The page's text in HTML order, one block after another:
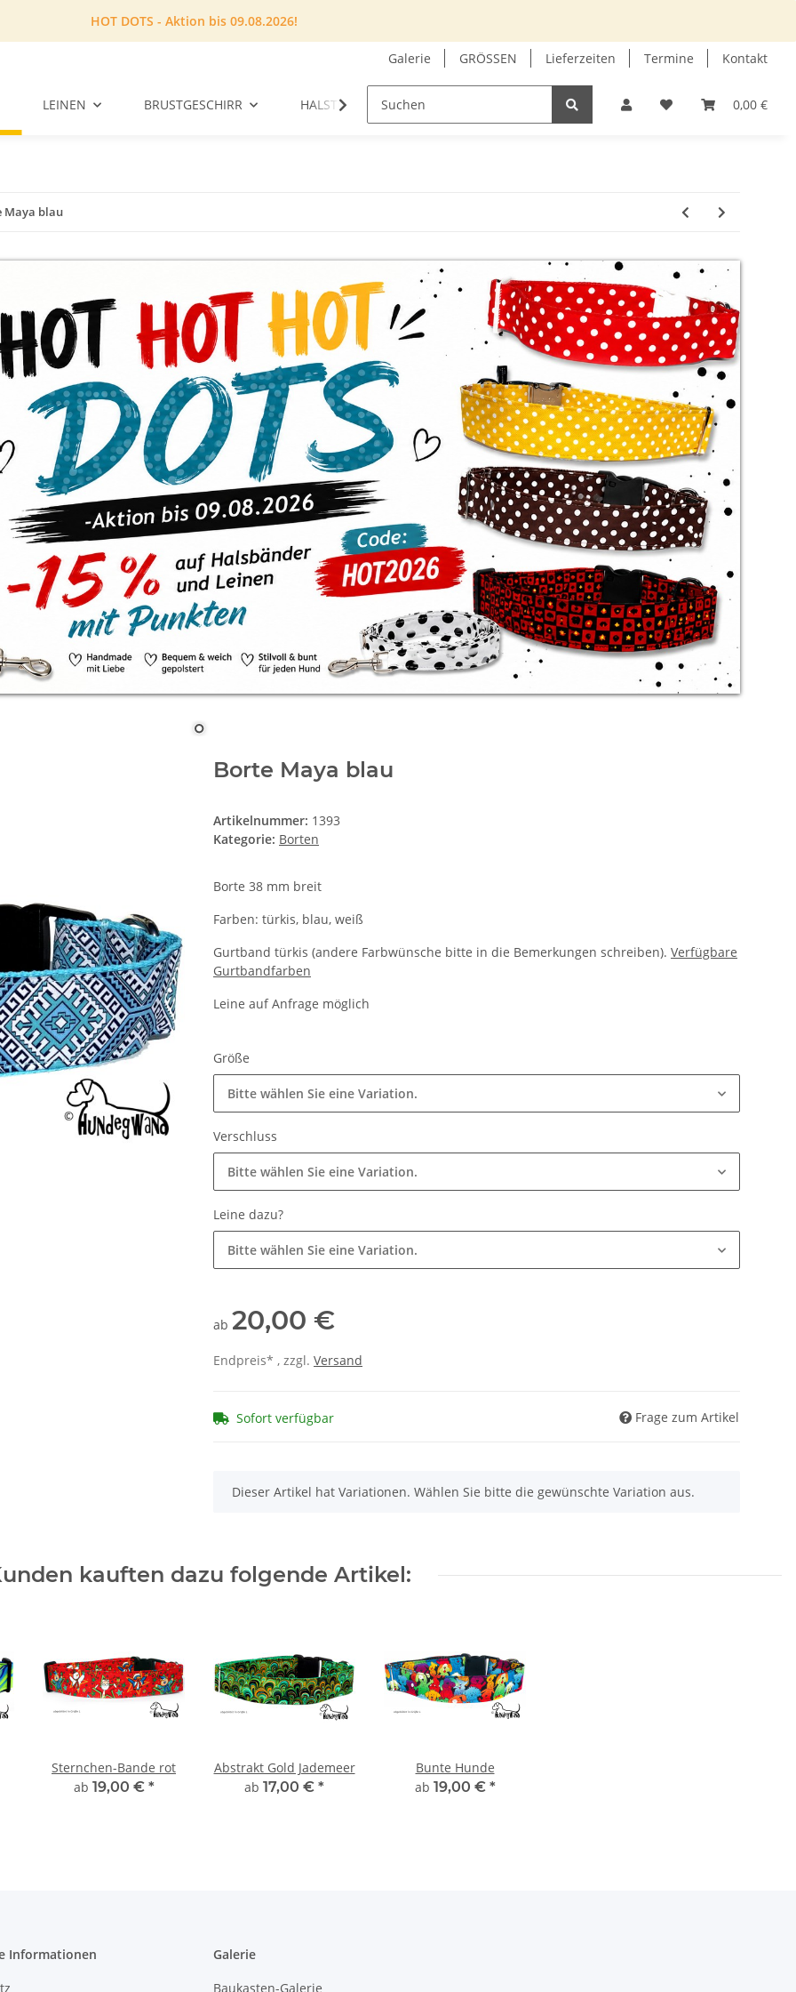
HOT DOTS - Aktion bis 09.08.2026!
Galerie GRÖSSEN Lieferzeiten Termine Kontakt
0,00 €
LEINEN BRUSTGESCHIRR HALSTUCH GUTSCHEIN INFOECKE
Maya blau
Borte Maya blau
Artikelnummer: 1393
Kategorie: Borten
Borte 38 mm breit
Farben: türkis, blau, weiß
Gurtband türkis (andere Farbwünsche bitte in die Bemerkungen schreiben). Verfügbare
Gurtbandfarben
Leine auf Anfrage möglich
Größe
Bitte wählen Sie eine Variation.
Verschluss
Bitte wählen Sie eine Variation.
Leine dazu?
Bitte wählen Sie eine Variation.
ab 20,00 €
Endpreis* , zzgl. Versand
Sofort verfügbar Frage zum Artikel
x
Dieser Artikel hat Variationen. Wählen Sie bitte die gewünschte Variation aus.
kauften dazu folgende Artikel:
Sternchen-Bande rot
ab 19,00 € *
Abstrakt Gold Jademeer
ab 17,00 € *
Bunte Hunde
ab 19,00 € *
Informationen Galerie
Baukasten-Galerie